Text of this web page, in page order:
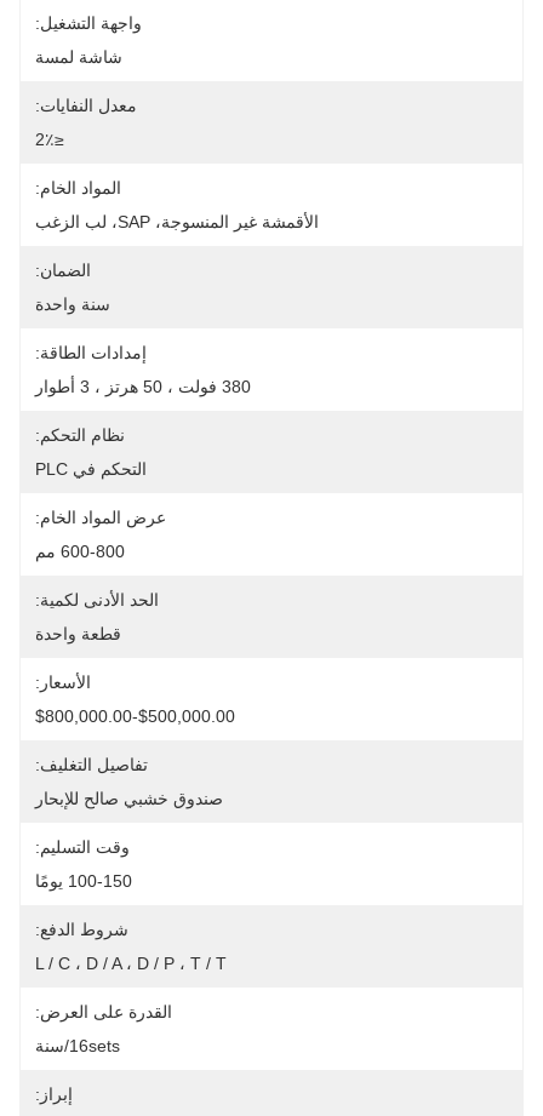
واجهة التشغيل:
شاشة لمسة
معدل النفايات:
≤2٪
المواد الخام:
الأقمشة غير المنسوجة، SAP، لب الزغب
الضمان:
سنة واحدة
إمدادات الطاقة:
380 فولت ، 50 هرتز ، 3 أطوار
نظام التحكم:
التحكم في PLC
عرض المواد الخام:
600-800 مم
الحد الأدنى لكمية:
قطعة واحدة
الأسعار:
$500,000.00-$800,000.00
تفاصيل التغليف:
صندوق خشبي صالح للإبحار
وقت التسليم:
100-150 يومًا
شروط الدفع:
L / C ، D / A ، D / P ، T / T
القدرة على العرض:
16sets/سنة
إبراز: